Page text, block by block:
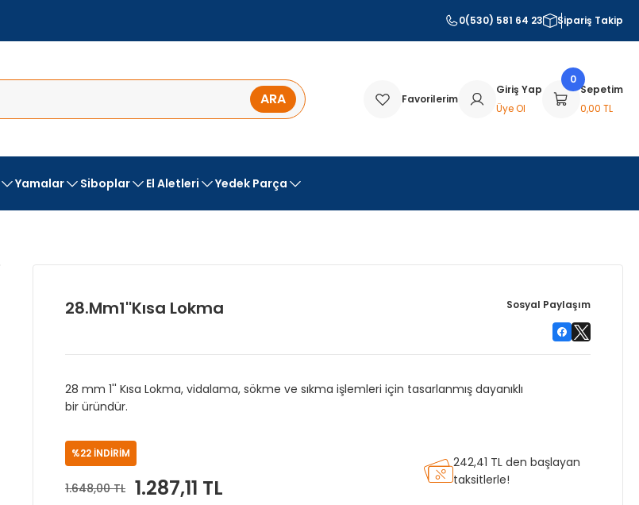
0(530) 581 64 23 Sipariş Takip
ARA Favorilerim
Giriş Yap
Üye Ol
0
Sepetim
0,00 TL
Yamalar Siboplar El Aletleri Yedek Parça
28.Mm1''Kısa Lokma Sosyal Paylaşım
28 mm 1'' Kısa Lokma, vidalama, sökme ve sıkma işlemleri için tasarlanmış dayanıklı
bir üründür.
%22 İNDİRİM
1.648,00 TL 1.287,11 TL
242,41 TL den başlayan
taksitlerle!